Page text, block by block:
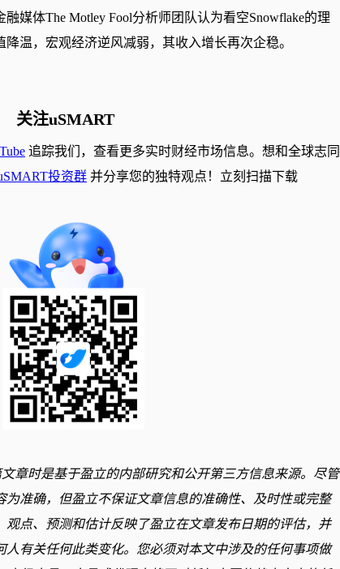
媒体The Motley Fool分析师团队认为看空Snowflake的理
温，宏观经济逆风减弱，其收入增长再次企稳。
关注uSMART
追踪我们，查看更多实时财经市场信息。想和全球志同
投资群 并分享您的独特观点！立刻扫描下载
章时是基于盈立的内部研究和公开第三方信息来源。尽管
准确，但盈立不保证文章信息的准确性、及时性或完整
点、预测和估计反映了盈立在文章发布日期的评估，并
人有关任何此类变化。您必须对本文中涉及的任何事项做